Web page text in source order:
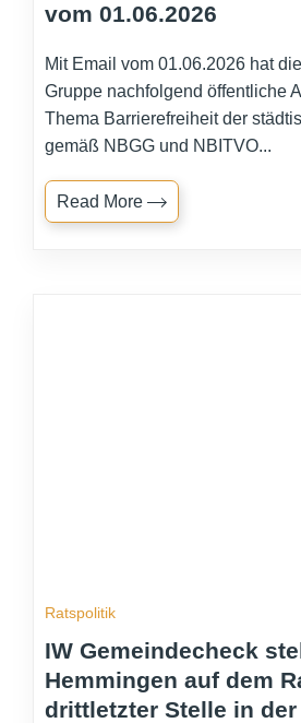
vom 01.06.2026
Mit Email vom 01.06.2026 hat
Gruppe nachfolgend öffentliche
Thema Barrierefreiheit der
gemäß NBGG und NBITVO...
Read More
Ratspolitik
IW Gemeindecheck
Hemmingen auf dem
drittletzter Stelle in der